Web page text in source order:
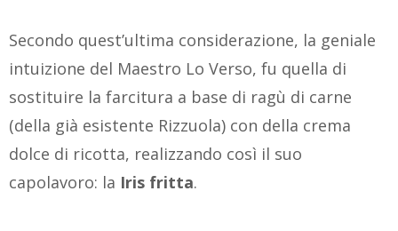
Secondo quest’ultima considerazione, la geniale
intuizione del Maestro Lo Verso, fu quella di
sostituire la farcitura a base di ragù di carne
(della già esistente Rizzuola) con della crema
dolce di ricotta, realizzando così il suo
capolavoro: la Iris fritta.